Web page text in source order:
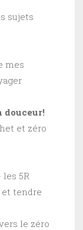
sujets
mes
douceur!
et zéro
5R
tendre
le zéro